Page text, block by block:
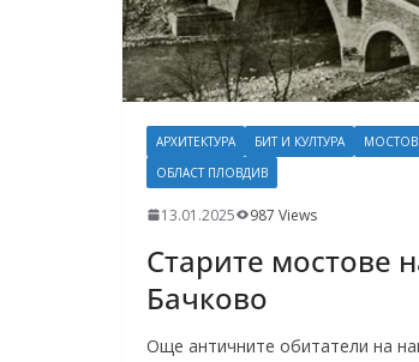
АРХИТЕКТУРА БИТ И КУЛТУРА
ОБЛАСТ ПЛОВДИВ
13.01.2025 987 Views
Старите мостове
Бачково
Още античните обитатели на